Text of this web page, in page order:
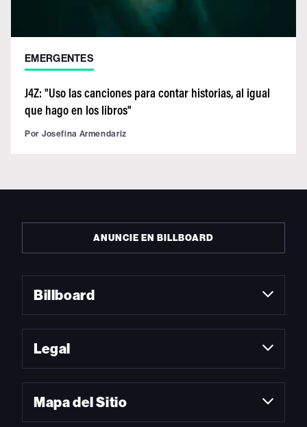
EMERGENTES
J4Z: "Uso las canciones para contar historias, al igual
que hago en los libros"
Por Josefina Armendariz
ANUNCIE EN BILLBOARD
Billboard
Legal
Mapa del Sitio